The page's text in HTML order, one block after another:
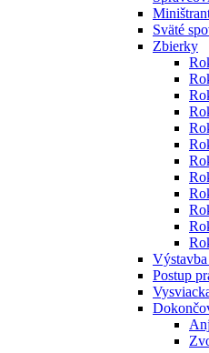
Sväté
Zbierky
Postup